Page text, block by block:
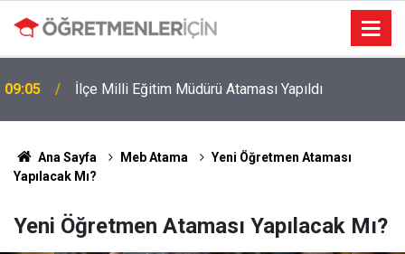
09:05 İlçe Milli Eğitim Müdürü Ataması Yapıldı
Ana Sayfa Meb Atama
Yeni Öğretmen Ataması
Yapılacak Mı?
Yeni Öğretmen Ataması Yapılacak Mı?